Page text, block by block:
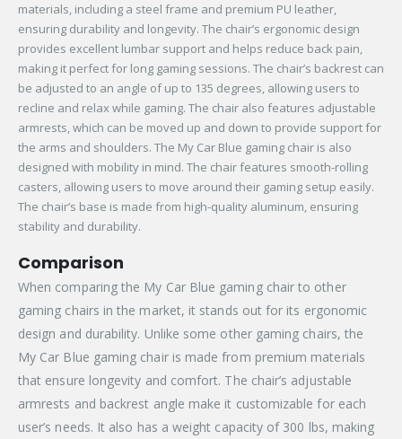
materials, including a steel frame and premium PU leather,
ensuring durability and longevity. The chair’s ergonomic design
provides excellent lumbar support and helps reduce back pain,
making it perfect for long gaming sessions. The chair’s backrest can
be adjusted to an angle of up to 135 degrees, allowing users to
recline and relax while gaming. The chair also features adjustable
armrests, which can be moved up and down to provide support for
the arms and shoulders. The My Car Blue gaming chair is also
designed with mobility in mind. The chair features smooth-rolling
casters, allowing users to move around their gaming setup easily.
The chair’s base is made from high-quality aluminum, ensuring
stability and durability.
Comparison
When comparing the My Car Blue gaming chair to other
gaming chairs in the market, it stands out for its ergonomic
design and durability. Unlike some other gaming chairs, the
My Car Blue gaming chair is made from premium materials
that ensure longevity and comfort. The chair’s adjustable
armrests and backrest angle make it customizable for each
user’s needs. It also has a weight capacity of 300 lbs, making